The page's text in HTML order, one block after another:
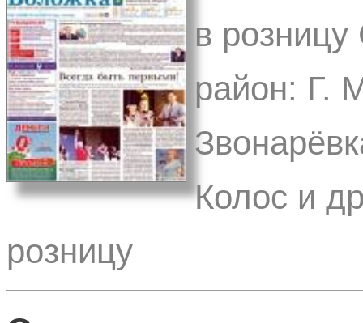
в
район: Г.
Колос и
розницу